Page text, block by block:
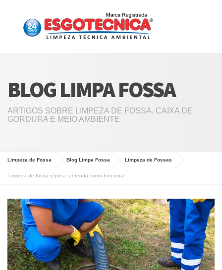
BLOG LIMPA FOSSA
ARTIGOS SOBRE LIMPEZA DE FOSSA, CAIXA DE
GORDURA E MEIO AMBIENTE
Limpeza de Fossa Blog Limpa Fossa Limpeza de Fossas
Limpeza de fossa séptica: entenda como funciona!